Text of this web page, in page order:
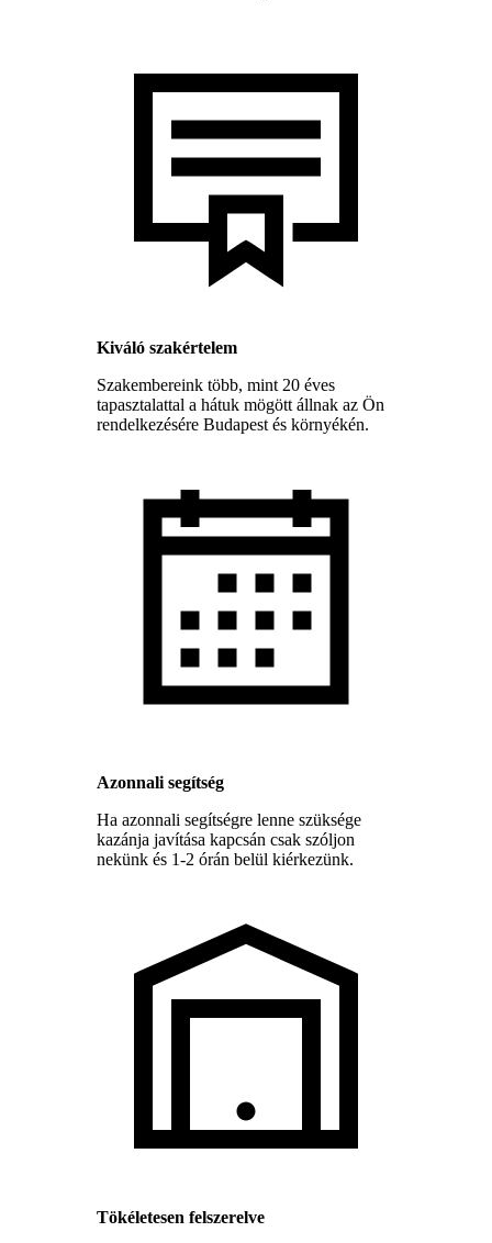
Kiváló szakértelem
Szakembereink több, mint 20 éves
tapasztalattal a hátuk mögött állnak az Ön
rendelkezésére Budapest és környékén.
Azonnali segítség
Ha azonnali segítségre lenne szüksége
kazánja javítása kapcsán csak szóljon
nekünk és 1-2 órán belül kiérkezünk.
Tökéletesen felszerelve